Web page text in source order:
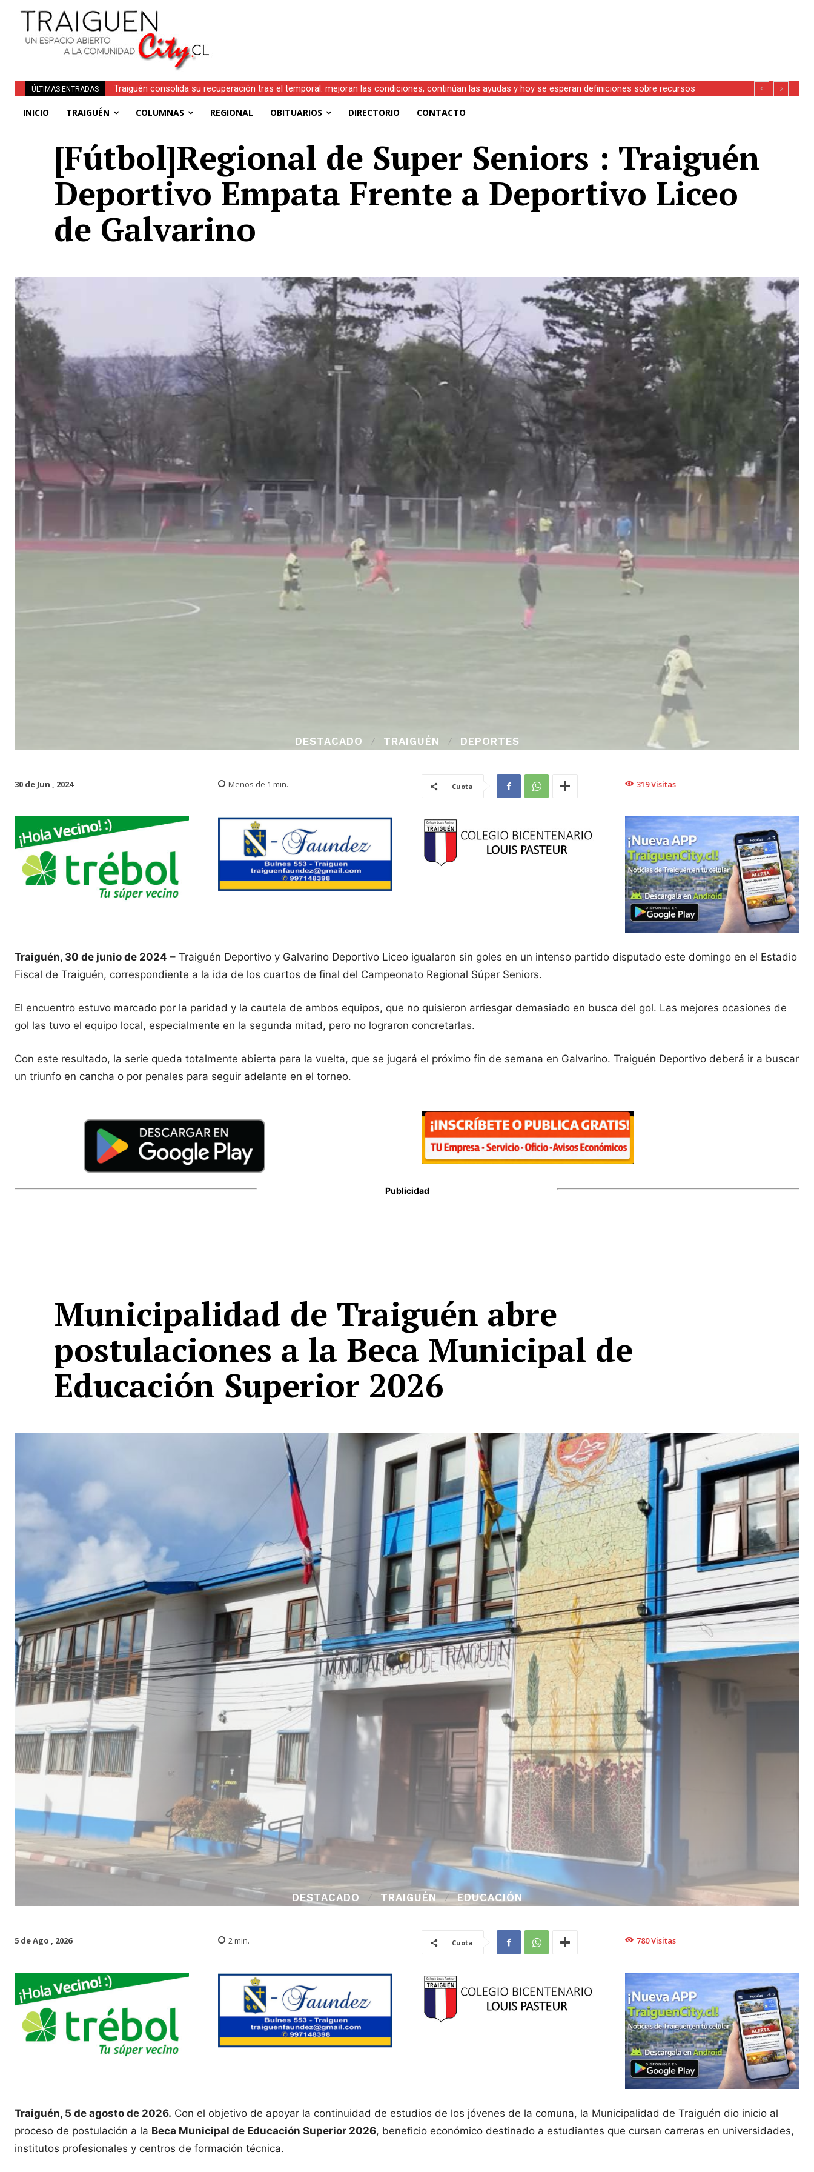
ÚLTIMAS ENTRADAS
Traiguén consolida su recuperación tras el temporal: mejoran las condiciones, continúan las ayudas y hoy se esperan definiciones sobre recursos
INICIO TRAIGUÉN COLUMNAS REGIONAL OBITUARIOS DIRECTORIO CONTACTO
[Fútbol]Regional de Super Seniors : Traiguén
Deportivo Empata Frente a Deportivo Liceo
de Galvarino
DESTACADO TRAIGUÉN DEPORTES
30 de Jun , 2024 Menos de 1 min. Cuota 319Visitas
Traiguén, 30 de junio de 2024 – Traiguén Deportivo y Galvarino Deportivo Liceo igualaron sin goles en un intenso partido disputado este domingo en el Estadio
Fiscal de Traiguén, correspondiente a la ida de los cuartos de final del Campeonato Regional Súper Seniors.
El encuentro estuvo marcado por la paridad y la cautela de ambos equipos, que no quisieron arriesgar demasiado en busca del gol. Las mejores ocasiones de
gol las tuvo el equipo local, especialmente en la segunda mitad, pero no lograron concretarlas.
Con este resultado, la serie queda totalmente abierta para la vuelta, que se jugará el próximo fin de semana en Galvarino. Traiguén Deportivo deberá ir a buscar
un triunfo en cancha o por penales para seguir adelante en el torneo.
Publicidad